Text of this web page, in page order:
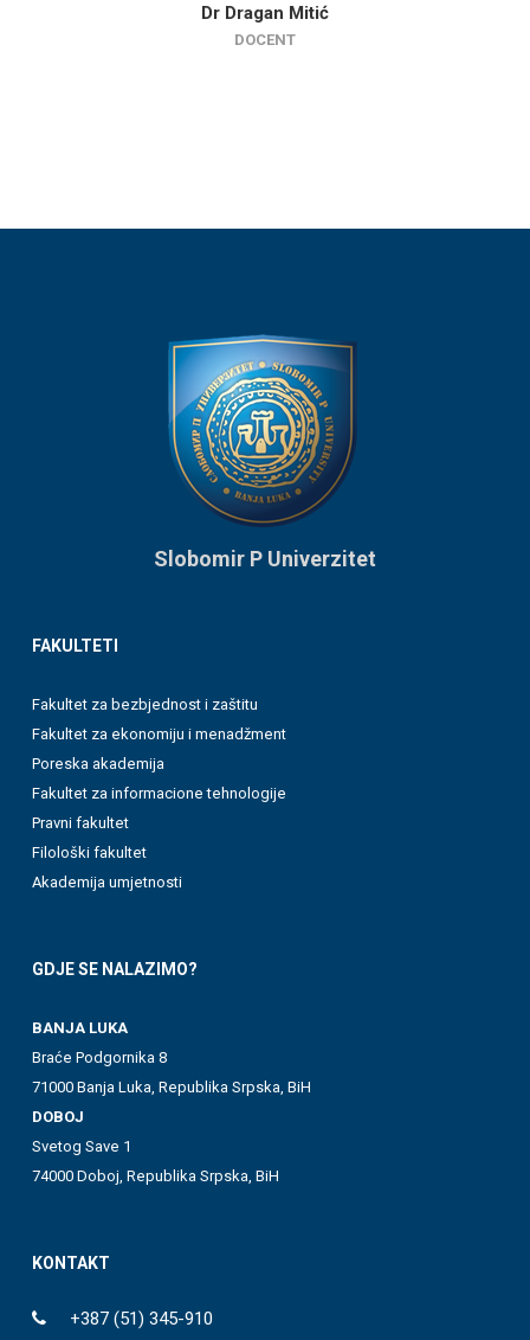
Dr Dragan Mitić
DOCENT
Slobomir P Univerzitet
FAKULTETI
Fakultet za bezbjednost i zaštitu
Fakultet za ekonomiju i menadžment
Poreska akademija
Fakultet za informacione tehnologije
Pravni fakultet
Filološki fakultet
Akademija umjetnosti
GDJE SE NALAZIMO?
BANJA LUKA
Braće Podgornika 8
71000 Banja Luka, Republika Srpska, BiH
DOBOJ
Svetog Save 1
74000 Doboj, Republika Srpska, BiH
KONTAKT
+387 (51) 345-910